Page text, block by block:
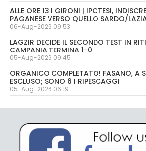
ALLE ORE 13 I GIRONI | IPOTESI,
PAGANESE VERSO QUELLO SARDO/
06-Aug-2026 09:53
LAGZIR DECIDE IL SECONDO TEST IN
CAMPANIA TERMINA 1-0
05-Aug-2026 09:45
ORGANICO COMPLETATO! FASANO, A
ESCLUSO; SONO 6 I RIPESCAGGI
05-Aug-2026 06:19